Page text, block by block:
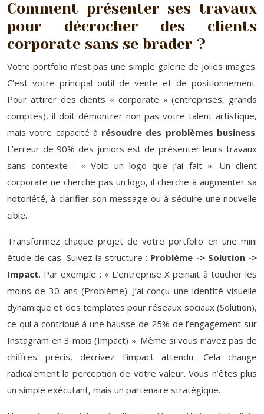
Comment présenter ses travaux
pour décrocher des clients
corporate sans se brader ?
Votre portfolio n’est pas une simple galerie de jolies images.
C’est votre principal outil de vente et de positionnement.
Pour attirer des clients « corporate » (entreprises, grands
comptes), il doit démontrer non pas votre talent artistique,
mais votre capacité à résoudre des problèmes business.
L’erreur de 90% des juniors est de présenter leurs travaux
sans contexte : « Voici un logo que j’ai fait ». Un client
corporate ne cherche pas un logo, il cherche à augmenter sa
notoriété, à clarifier son message ou à séduire une nouvelle
cible.
Transformez chaque projet de votre portfolio en une mini
étude de cas. Suivez la structure : Problème -> Solution ->
Impact. Par exemple : « L’entreprise X peinait à toucher les
moins de 30 ans (Problème). J’ai conçu une identité visuelle
dynamique et des templates pour réseaux sociaux (Solution),
ce qui a contribué à une hausse de 25% de l’engagement sur
Instagram en 3 mois (Impact) ». Même si vous n’avez pas de
chiffres précis, décrivez l’impact attendu. Cela change
radicalement la perception de votre valeur. Vous n’êtes plus
un simple exécutant, mais un partenaire stratégique.